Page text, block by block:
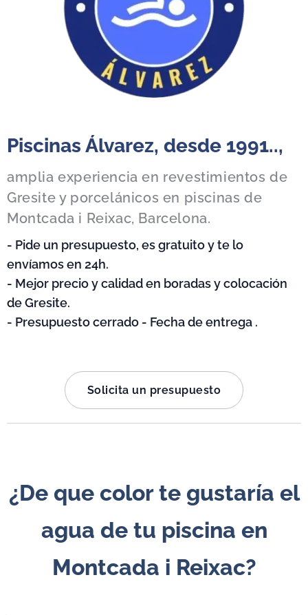
Piscinas Álvarez, desde 1991..,
amplia experiencia en revestimientos de
Gresite y porcelánicos en piscinas de
Montcada i Reixac, Barcelona.
- Pide un presupuesto, es gratuito y te lo
envíamos en 24h.
- Mejor precio y calidad en boradas y colocación
de Gresite.
- Presupuesto cerrado - Fecha de entrega .
Solicita un presupuesto
¿De que color te gustaría el
agua de tu piscina en
Montcada i Reixac?